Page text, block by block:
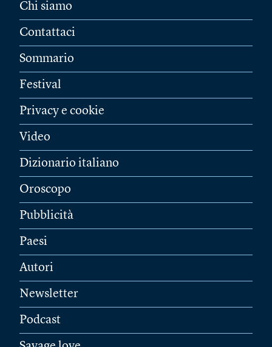
Chi siamo
Contattaci
Sommario
Festival
Privacy e cookie
Video
Dizionario italiano
Oroscopo
Pubblicità
Paesi
Autori
Newsletter
Podcast